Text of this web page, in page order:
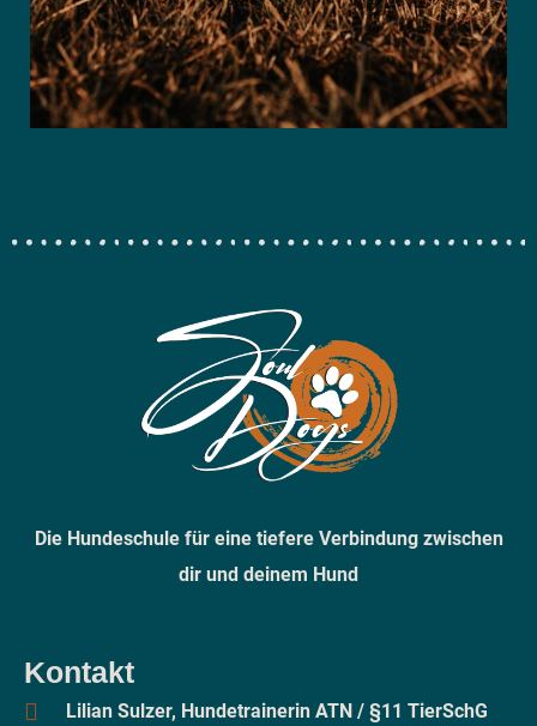
Die Hundeschule für eine tiefere Verbindung zwischen
dir und deinem Hund
Kontakt
Lilian Sulzer, Hundetrainerin ATN / §11 TierSchG